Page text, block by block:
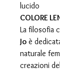
lucido
COLORE
La filosofia
Jo è
naturale
creazioni